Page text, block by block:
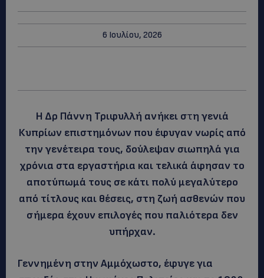
6 Ιουλίου, 2026
Η Δρ Πάννη Τριφυλλή ανήκει στη γενιά
Κυπρίων επιστημόνων που έφυγαν νωρίς από
την γενέτειρα τους, δούλεψαν σιωπηλά για
χρόνια στα εργαστήρια και τελικά άφησαν το
αποτύπωμά τους σε κάτι πολύ μεγαλύτερο
από τίτλους και θέσεις, στη ζωή ασθενών που
σήμερα έχουν επιλογές που παλιότερα δεν
υπήρχαν.
Γεννημένη στην Αμμόχωστο, έφυγε για